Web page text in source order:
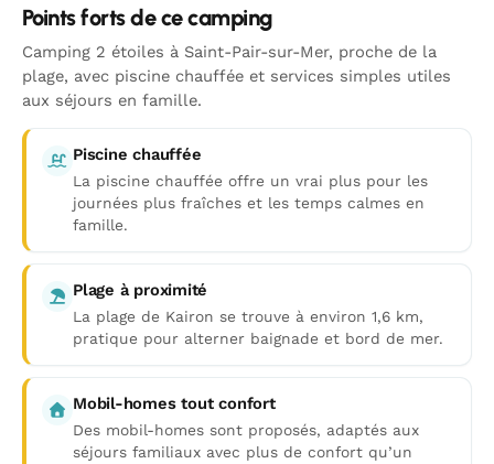
Points forts de ce camping
Camping 2 étoiles à Saint-Pair-sur-Mer, proche de la
plage, avec piscine chauffée et services simples utiles
aux séjours en famille.
Piscine chauffée
La piscine chauffée offre un vrai plus pour les
journées plus fraîches et les temps calmes en
famille.
Plage à proximité
La plage de Kairon se trouve à environ 1,6 km,
pratique pour alterner baignade et bord de mer.
Mobil-homes tout confort
Des mobil-homes sont proposés, adaptés aux
séjours familiaux avec plus de confort qu’un